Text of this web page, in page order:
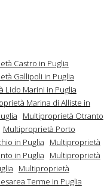
Castro in Puglia
Gallipoli in Puglia
Lido Marini in Puglia
Marina di Alliste in
Multiproprietà Otranto
Multiproprietà Porto
in Puglia
Multiproprietà
in Puglia
Multiproprietà
Multiproprietà
Terme in Puglia